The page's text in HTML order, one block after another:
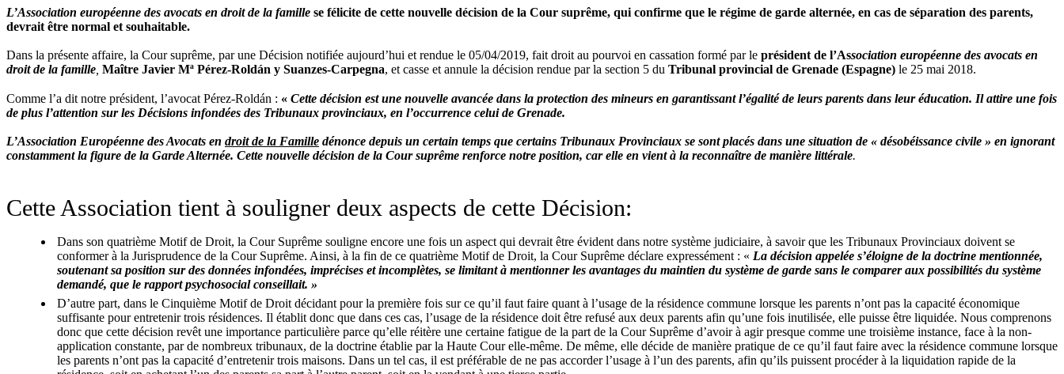
L’Association européenne des avocats en droit de la famille se félicite de cette nouvelle décision de la Cour suprême, qui confirme que le régime de garde alternée, en cas de séparation des parents,
devrait être normal et souhaitable.
Dans la présente affaire, la Cour suprême, par une Décision notifiée aujourd’hui et rendue le 05/04/2019, fait droit au pourvoi en cassation formé par le président de l’Association européenne des avocats en
droit de la famille Maître Javier Mª Pérez-Roldán y Suanzes-Carpegna, et casse et annule la décision rendue par la section 5 du Tribunal provincial de Grenade (Espagne) le 25 mai 2018.
Comme l’a dit notre président, l’avocat Pérez-Roldán : « Cette décision est une nouvelle avancée dans la protection des mineurs en garantissant l’égalité de leurs parents dans leur éducation. Il attire une fois
de plus l’attention sur les Décisions infondées des Tribunaux provinciaux, en l’occurrence celui de Grenade.
L’Association Européenne des Avocats en droit de la Famille dénonce depuis un certain temps que certains Tribunaux Provinciaux se sont placés dans une situation de « désobéissance civile » en ignorant
constamment la figure de la Garde Alternée. Cette nouvelle décision de la Cour suprême renforce notre position, car elle en vient à la reconnaître de manière littérale.
Cette Association tient à souligner deux aspects de cette Décision:
Dans son quatrième Motif de Droit, la Cour Suprême souligne encore une fois un aspect qui devrait être évident dans notre système judiciaire, à savoir que les Tribunaux Provinciaux doivent se
conformer à la Jurisprudence de la Cour Suprême. Ainsi, à la fin de ce quatrième Motif de Droit, la Cour Suprême déclare expressément : « La décision appelée s’éloigne de la doctrine mentionnée,
soutenant sa position sur des données infondées, imprécises et incomplètes, se limitant à mentionner les avantages du maintien du système de garde sans le comparer aux possibilités du système
demandé, que le rapport psychosocial conseillait. »
D’autre part, dans le Cinquième Motif de Droit décidant pour la première fois sur ce qu’il faut faire quant à l’usage de la résidence commune lorsque les parents n’ont pas la capacité économique
suffisante pour entretenir trois résidences. Il établit donc que dans ces cas, l’usage de la résidence doit être refusé aux deux parents afin qu’une fois inutilisée, elle puisse être liquidée. Nous comprenons
donc que cette décision revêt une importance particulière parce qu’elle réitère une certaine fatigue de la part de la Cour Suprême d’avoir à agir presque comme une troisième instance, face à la non-
application constante, par de nombreux tribunaux, de la doctrine établie par la Haute Cour elle-même. De même, elle décide de manière pratique de ce qu’il faut faire avec la résidence commune lorsque
les parents n’ont pas la capacité d’entretenir trois maisons. Dans un tel cas, il est préférable de ne pas accorder l’usage à l’un des parents, afin qu’ils puissent procéder à la liquidation rapide de la